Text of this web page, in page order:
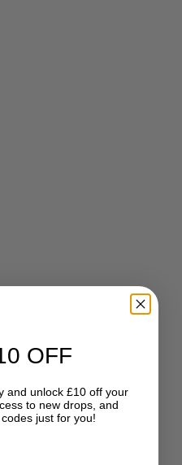
OFF
and unlock £10 off your
to new drops, and
just for you!